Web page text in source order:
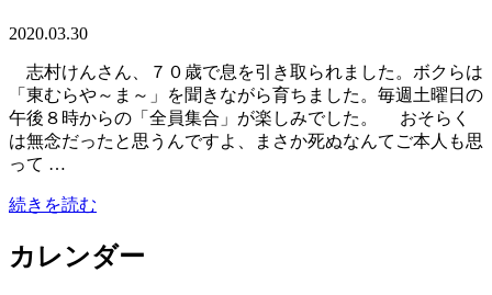
2020.03.30
志村けんさん、７０歳で息を引き取られました。ボクらは
「東むらや～ま～」を聞きながら育ちました。毎週土曜日の
午後８時からの「全員集合」が楽しみでした。 おそらく
は無念だったと思うんですよ、まさか死ぬなんてご本人も思
って …
続きを読む
カレンダー